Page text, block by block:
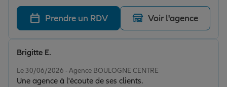
Tous nos devis d'assurance
répondre à mes interrogations et mes attentes . Je
recommande vivement cet agence .
Prendre un RDV Voir l'agence
Le 30/06/2026 - Agence BOULOGNE CENTRE
Une agence à l'écoute de ses clients.
Brigitte E.